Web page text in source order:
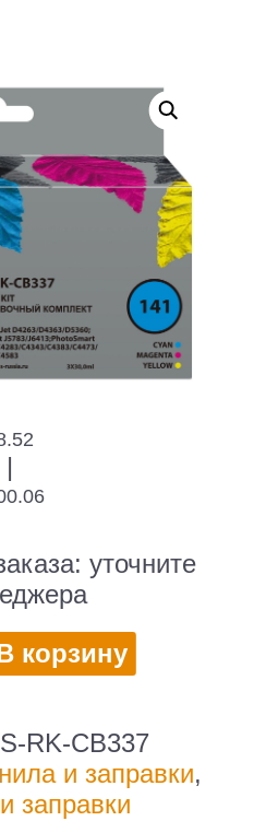
|
уточните
корзину
RK-CB337
и заправки,
заправки